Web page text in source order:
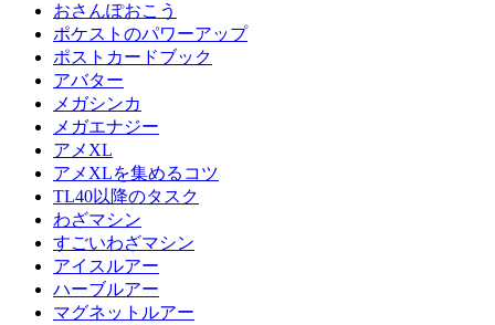
おさんぽおこう
ポケストのパワーアップ
ポストカードブック
アバター
メガシンカ
メガエナジー
アメXL
アメXLを集めるコツ
TL40以降のタスク
わざマシン
すごいわざマシン
アイスルアー
ハーブルアー
マグネットルアー